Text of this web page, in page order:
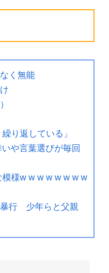
く無能
り返している」
や言葉選びが毎回
模様w w w w w w w w
暴行 少年らと父親